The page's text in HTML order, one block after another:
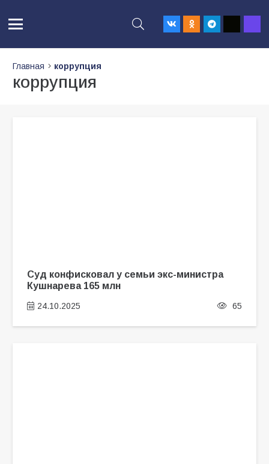
Главная коррупция
коррупция
Суд конфисковал у семьи экс-министра
Кушнарева 165 млн
24.10.2025 65